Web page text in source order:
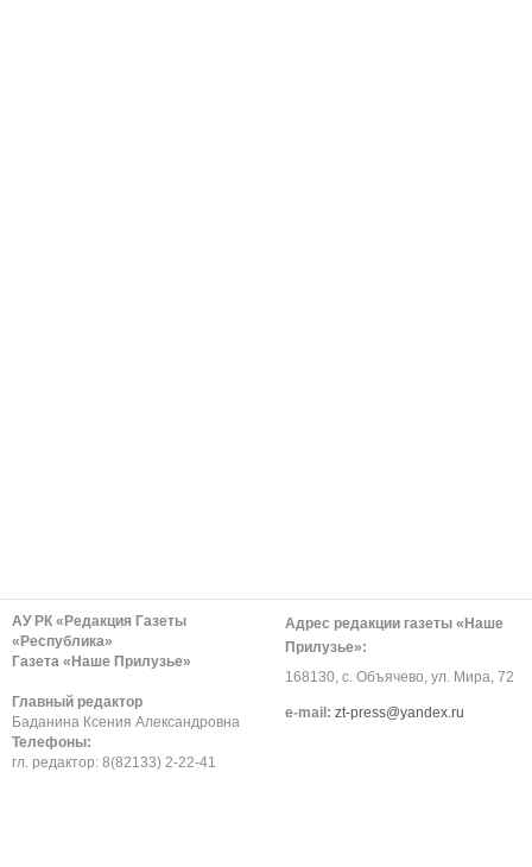
АУ РК «Редакция Газеты
«Республика»
Газета «Наше Прилузье»
Главный редактор
Баданина Ксения Александровна
Телефоны:
гл. редактор: 8(82133) 2-22-41
Адрес редакции газеты «Наше
Прилузье»:
168130, с. Объячево, ул. Мира, 72
е-mail: zt-press@yandex.ru